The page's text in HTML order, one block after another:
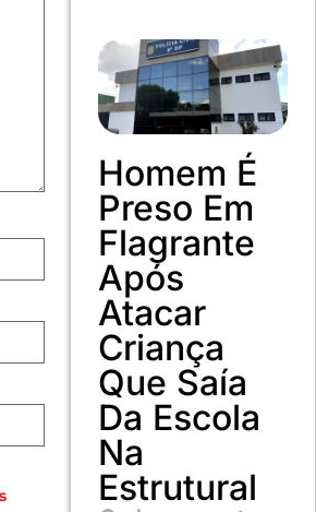
Homem É
Preso Em
Flagrante
Após
Atacar
Criança
Que Saía
Da Escola
Na
Estrutural